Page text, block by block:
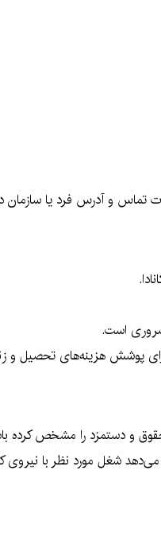
تماس و آدرس فرد یا سازمان
پوشش هزینه‌های تحصیل و
حقوق و دستمزد را مشخص کرده